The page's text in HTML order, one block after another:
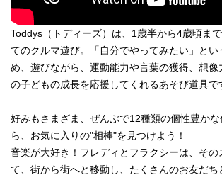
Toddys（トディーズ）は、1歳半から4歳頃ま
てのクルマ遊び。「自分でやってみたい」とい
め、遊びながら、運動能力や言葉の獲得、想像
の子どもの成長を応援してくれるあそび道具で
好みもさまざま、ぜんぶで12種類の個性豊か
ら、お気に入りの"相棒"を見つけよう！
音楽が大好き！フレディとフラクシーは、その
て、街から街へと移動し、たくさんのお友だち